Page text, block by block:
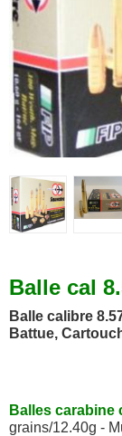
Balle cal
Balle calibre
Battue,
Balles carabine
grains/12.40g -